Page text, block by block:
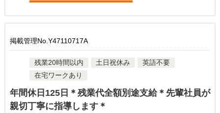
掲載管理No.Y47110717A
残業20時間以内 土日祝休み
英語不要
在宅ワークあり
年間休日125日＊残業代全額別途支給＊先輩社員が
親切丁寧に指導します＊